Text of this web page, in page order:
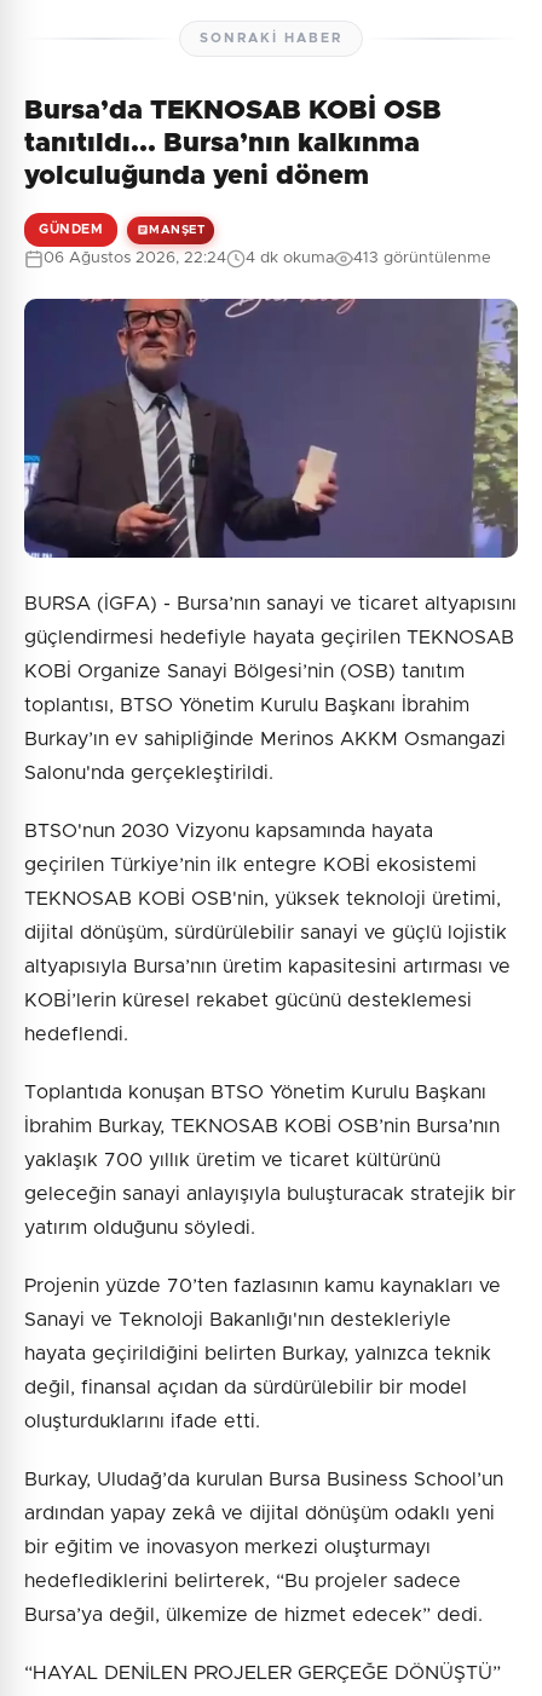
Güvenlik Sorusu:
10 + 6 = ?
Henüz yorum yapılmamış. İlk yorumu siz yapın!
SONRAKI HABER
Bursa’da TEKNOSAB KOBİ OSB
tanıtıldı... Bursa’nın kalkınma
yolculuğunda yeni dönem
GÜNDEM MANŞET
06 Ağustos 2026, 22:24 4 dk okuma 413 görüntülenme
BURSA (İGFA) - Bursa’nın sanayi ve ticaret altyapısını
güçlendirmesi hedefiyle hayata geçirilen TEKNOSAB
KOBİ Organize Sanayi Bölgesi’nin (OSB) tanıtım
toplantısı, BTSO Yönetim Kurulu Başkanı İbrahim
Burkay’ın ev sahipliğinde Merinos AKKM Osmangazi
Salonu'nda gerçekleştirildi.
BTSO'nun 2030 Vizyonu kapsamında hayata
geçirilen Türkiye’nin ilk entegre KOBİ ekosistemi
TEKNOSAB KOBİ OSB'nin, yüksek teknoloji üretimi,
dijital dönüşüm, sürdürülebilir sanayi ve güçlü lojistik
altyapısıyla Bursa’nın üretim kapasitesini artırması ve
KOBİ’lerin küresel rekabet gücünü desteklemesi
hedeflendi.
Toplantıda konuşan BTSO Yönetim Kurulu Başkanı
İbrahim Burkay, TEKNOSAB KOBİ OSB’nin Bursa’nın
yaklaşık 700 yıllık üretim ve ticaret kültürünü
geleceğin sanayi anlayışıyla buluşturacak stratejik bir
yatırım olduğunu söyledi.
Projenin yüzde 70’ten fazlasının kamu kaynakları ve
Sanayi ve Teknoloji Bakanlığı'nın destekleriyle
hayata geçirildiğini belirten Burkay, yalnızca teknik
değil, finansal açıdan da sürdürülebilir bir model
oluşturduklarını ifade etti.
Burkay, Uludağ’da kurulan Bursa Business School’un
ardından yapay zekâ ve dijital dönüşüm odaklı yeni
bir eğitim ve inovasyon merkezi oluşturmayı
hedeflediklerini belirterek, “Bu projeler sadece
Bursa’ya değil, ülkemize de hizmet edecek” dedi.
“HAYAL DENİLEN PROJELER GERÇEĞE DÖNÜŞTÜ”